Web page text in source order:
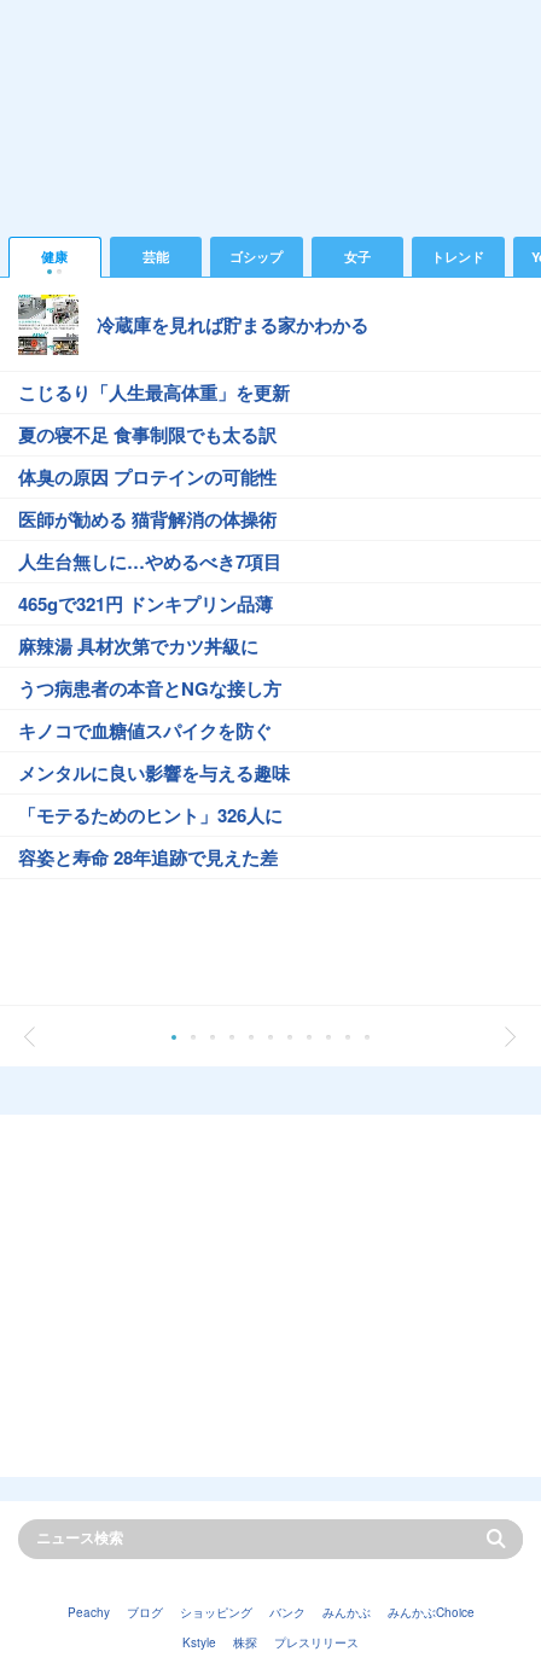
健康 芸能 ゴシップ 女子 トレンド
冷蔵庫を見れば貯まる家かわかる
こじるり「人生最高体重」を更新
夏の寝不足 食事制限でも太る訳
体臭の原因 プロテインの可能性
医師が勧める 猫背解消の体操術
人生台無しに…やめるべき7項目
465gで321円 ドンキプリン品薄
麻辣湯 具材次第でカツ丼級に
うつ病患者の本音とNGな接し方
キノコで血糖値スパイクを防ぐ
メンタルに良い影響を与える趣味
「モテるためのヒント」326人に
容姿と寿命 28年追跡で見えた差
Peachy ブログ ショッピング バンク みんかぶ
みんかぶChoice
Kstyle
株探 プレスリリース